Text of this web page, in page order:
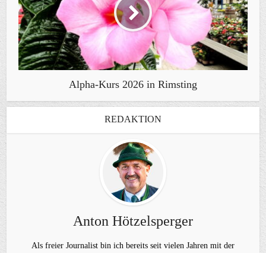
Alpha-Kurs 2026 in Rimsting
REDAKTION
Anton Hötzelsperger
Als freier Journalist bin ich bereits seit vielen Jahren mit der